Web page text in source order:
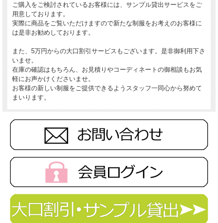
ご購入をご検討されているお客様には、サンプル貸出サービスをご
用意しております。
実際に商品をご覧いただけますので新たな制服をお考えのお客様に
は是非お勧めしております。
また、5万円からの大口割引サービスもございます。是非御利用下さ
いませ。
在庫の確認はもちろん、お見積りやコーディネートの御相談もお気
軽にお声かけくださいませ。
お客様の新しい制服をご提供できるようスタッフ一同心から努めて
まいります。